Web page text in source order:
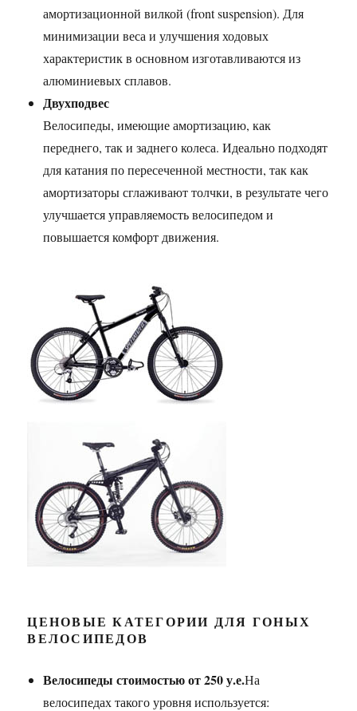
амортизационной вилкой (front suspension). Для
минимизации веса и улучшения ходовых
характеристик в основном изготавливаются из
алюминиевых сплавов.
Двухподвес
Велосипеды, имеющие амортизацию, как
переднего, так и заднего колеса. Идеально подходят
для катания по пересеченной местности, так как
амортизаторы сглаживают толчки, в результате чего
улучшается управляемость велосипедом и
повышается комфорт движения.
ЦЕНОВЫЕ КАТЕГОРИИ ДЛЯ ГОНЫХ
ВЕЛОСИПЕДОВ
Велосипеды стоимостью от 250 у.е.На
велосипедах такого уровня используется: